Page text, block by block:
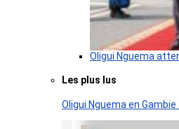
Oligui Nguema
Les plus lus
Oligui Nguema en